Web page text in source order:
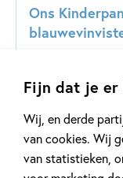
Fijn dat je er
Wij, en derde
van cookies. Wij
van statistieken,
Ons
Lees meer